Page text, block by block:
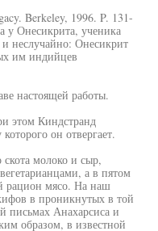
Berkeley, 1996. P. 131-
у Онесикрита, ученика
неслучайно: Онесикрит
им индийцев
настоящей работы.
этом Киндстранд
он отвергает.
молоко и сыр,
а в пятом
рацион мясо. На наш
в проникнутых в той
письмах Анахарсиса и
образом, в известной